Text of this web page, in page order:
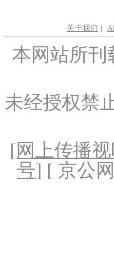
关于我们 |
本网站所刊
未经授权禁
[网上传播
号] [ 京公